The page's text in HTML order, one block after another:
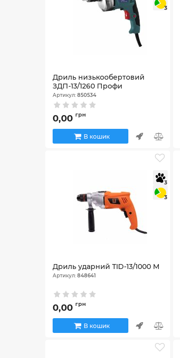
3
Дриль низькообертовий
ЗДП-13/1260 Профи
Артикул: 850534
0,00 грн
В кошик
3
3
Дриль ударний TID-13/1000 М
Артикул: 848641
0,00 грн
В кошик